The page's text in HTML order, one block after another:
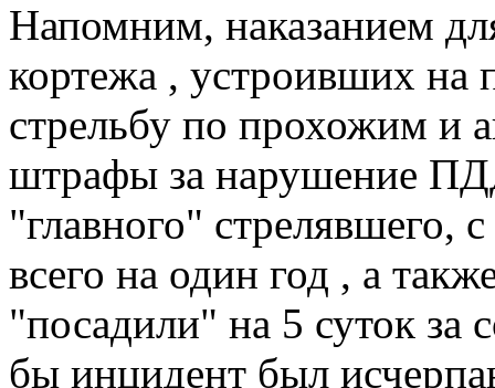
Напомним, наказанием
кортежа , устроивших
стрельбу по прохожим и
штрафы за нарушение
"главного" стрелявшего,
всего на один год , а
"посадили" на 5 суток за
бы инцидент был